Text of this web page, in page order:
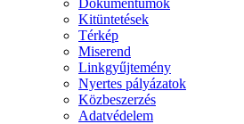
Dokumentumok
Kitüntetések
Térkép
Miserend
Linkgyűjtemény
Nyertes pályázatok
Közbeszerzés
Adatvédelem